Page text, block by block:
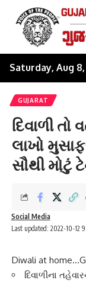
Saturday, Aug
GUJARAT
દિવાળી
લાખો
સૌથી મોટું
Last updated: 2022-10-12
Social Media
Diwali at
દિવાળીના